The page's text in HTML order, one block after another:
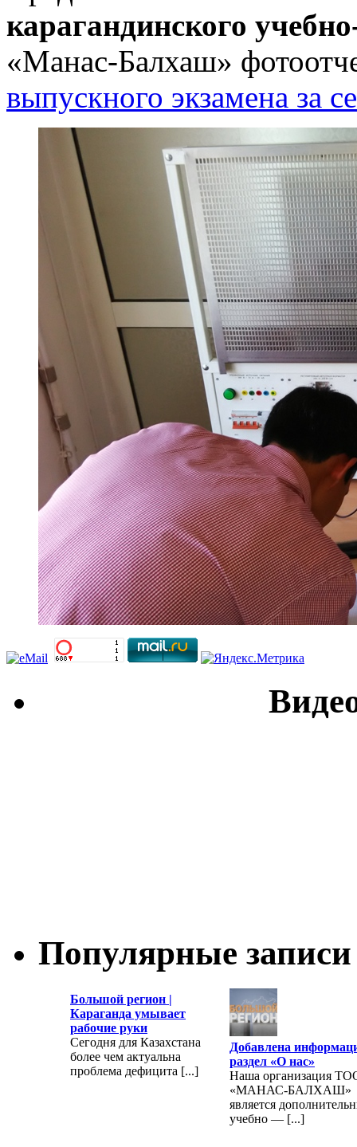
карагандинского
«Манас-Балхаш»
выпускного экзамена за
Популярные записи
Большой регион |
Караганда умывает
рабочие руки
Сегодня для Казахстана
более чем актуальна
проблема дефицита [...]
Добавлена
раздел «О нас»
Наша организация
«МАНАС-БАЛХАШ»
является
учебно — [...]